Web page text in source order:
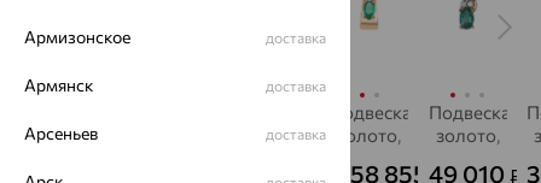
золото,
70 821
золото,
94 854₽
Подвеска,
золото,
58 855₽
Подвеска,
золото,
49 010 ₽
Армизонское доставка
Армянск доставка
Арсеньев доставка